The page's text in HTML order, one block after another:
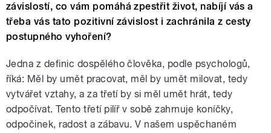
závislostí, co vám pomáhá zpestřit život, nabíjí vás a
třeba vás tato pozitivní závislost i zachránila z cesty
postupného vyhoření?
Jedna z definic dospělého člověka, podle psychologů,
říká: Měl by umět pracovat, měl by umět milovat, tedy
vytvářet vztahy, a za třetí by si měl umět hrát, tedy
odpočívat. Tento třetí pilíř v sobě zahrnuje koníčky,
odpočinek, radost a zábavu. V našem uspěchaném